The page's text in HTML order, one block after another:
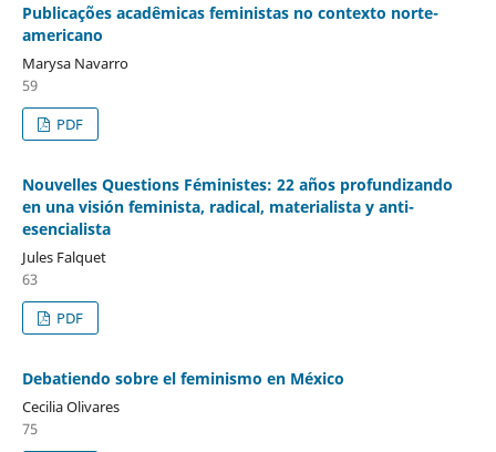
Publicações acadêmicas feministas no contexto norte-
americano
Marysa Navarro
59
PDF
Nouvelles Questions Féministes: 22 años profundizando
en una visión feminista, radical, materialista y anti-
esencialista
Jules Falquet
63
PDF
Debatiendo sobre el feminismo en México
Cecilia Olivares
75